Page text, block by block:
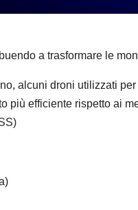
a trasformare le
alcuni droni utilizzati
più efficiente rispetto ai